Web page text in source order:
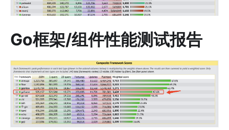
Go框架/组件性能测试报告